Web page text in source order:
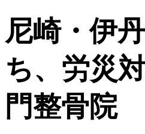
尼崎・伊
ち、労災
門整骨院